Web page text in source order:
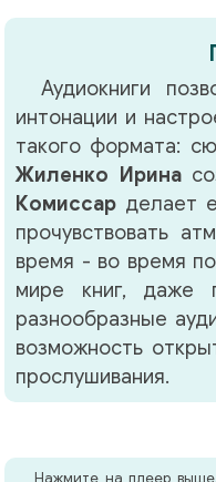
Аудиокниги
интонации и
такого формата:
Жиленко Ирина
Комиссар делает
прочувствовать
время - во время
мире книг, даже
разнообразные
возможность
прослушивания.
Нажмите на плеер